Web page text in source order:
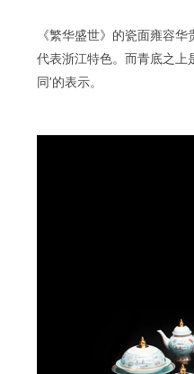
《繁华盛世》的瓷面雍容
代表浙江特色。而青底之上
同’的表示。